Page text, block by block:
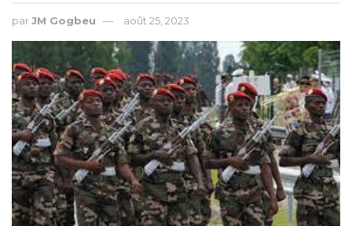
parJM Gogbeu août 25, 2023